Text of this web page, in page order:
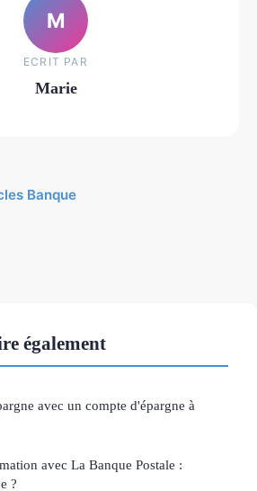
M
ECRIT PAR
Marie
Banque
également
avec un compte d'épargne à
avec La Banque Postale :
?